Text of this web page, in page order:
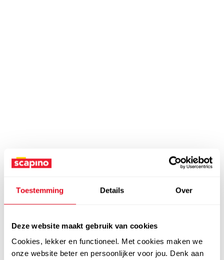
Toestemming Details Over
Deze website maakt gebruik van cookies
Cookies, lekker en functioneel. Met cookies maken we
onze website beter en persoonlijker voor jou. Denk aan